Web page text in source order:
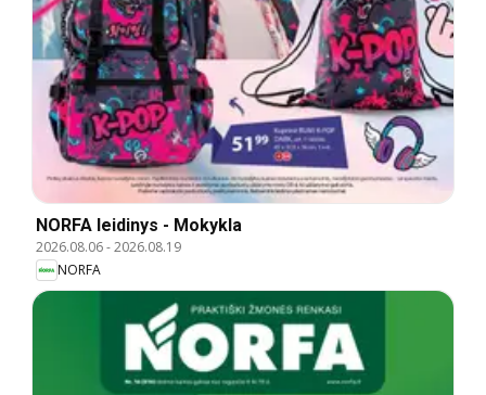
NORFA leidinys - Mokykla
2026.08.06-2026.08.19
NORFA